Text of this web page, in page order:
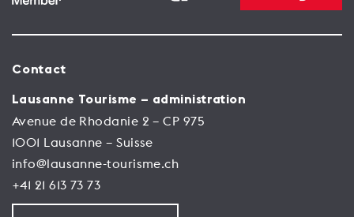
Contact
Lausanne Tourisme – administration
Avenue de Rhodanie 2 – CP 975
1001 Lausanne – Suisse
info@lausanne-tourisme.ch
+41 21 613 73 73